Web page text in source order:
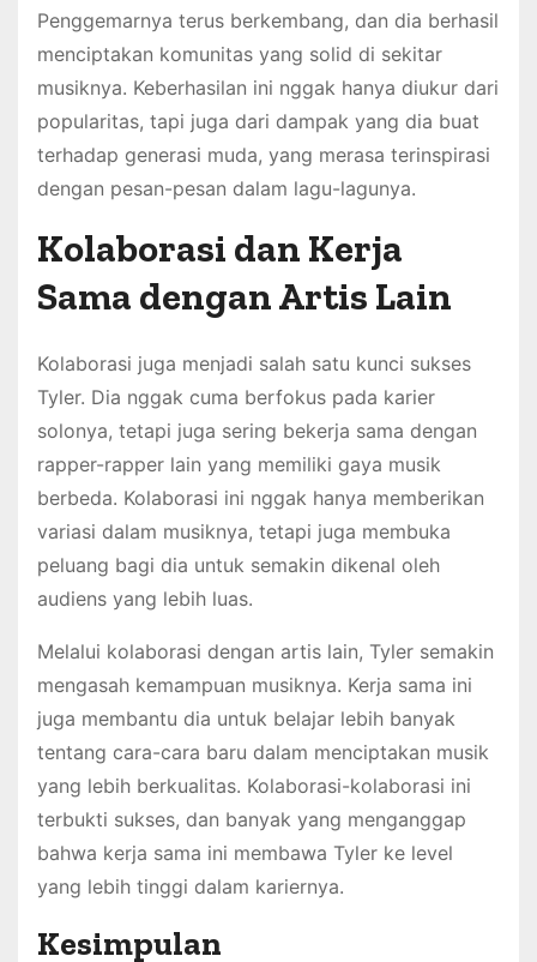
Penggemarnya terus berkembang, dan dia berhasil
menciptakan komunitas yang solid di sekitar
musiknya. Keberhasilan ini nggak hanya diukur dari
popularitas, tapi juga dari dampak yang dia buat
terhadap generasi muda, yang merasa terinspirasi
dengan pesan-pesan dalam lagu-lagunya.
Kolaborasi dan Kerja
Sama dengan Artis Lain
Kolaborasi juga menjadi salah satu kunci sukses
Tyler. Dia nggak cuma berfokus pada karier
solonya, tetapi juga sering bekerja sama dengan
rapper-rapper lain yang memiliki gaya musik
berbeda. Kolaborasi ini nggak hanya memberikan
variasi dalam musiknya, tetapi juga membuka
peluang bagi dia untuk semakin dikenal oleh
audiens yang lebih luas.
Melalui kolaborasi dengan artis lain, Tyler semakin
mengasah kemampuan musiknya. Kerja sama ini
juga membantu dia untuk belajar lebih banyak
tentang cara-cara baru dalam menciptakan musik
yang lebih berkualitas. Kolaborasi-kolaborasi ini
terbukti sukses, dan banyak yang menganggap
bahwa kerja sama ini membawa Tyler ke level
yang lebih tinggi dalam kariernya.
Kesimpulan